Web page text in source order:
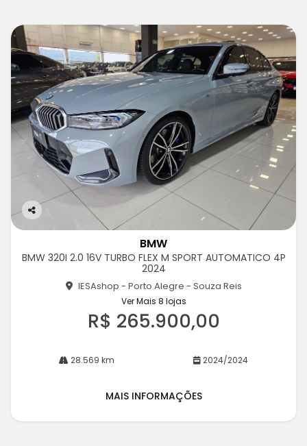
Co
rtil
BMW
BMW 320I 2.0 16V TURBO FLEX M SPORT AUTOMATICO 4P
2024
IESAshop - Porto Alegre - Souza Reis
Ver Mais 8 lojas
R$ 265.900,00
28.569 km 2024/2024
MAIS INFORMAÇÕES